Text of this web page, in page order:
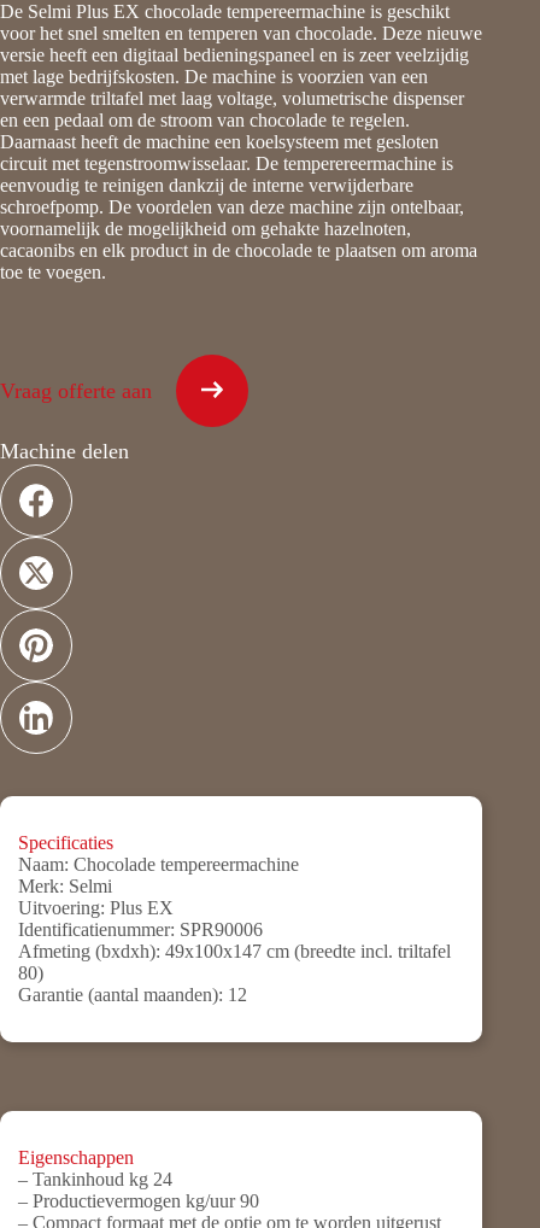
De Selmi Plus EX chocolade tempereermachine is geschikt
voor het snel smelten en temperen van chocolade. Deze nieuwe
versie heeft een digitaal bedieningspaneel en is zeer veelzijdig
met lage bedrijfskosten. De machine is voorzien van een
verwarmde triltafel met laag voltage, volumetrische dispenser
en een pedaal om de stroom van chocolade te regelen.
Daarnaast heeft de machine een koelsysteem met gesloten
circuit met tegenstroomwisselaar. De temperereermachine is
eenvoudig te reinigen dankzij de interne verwijderbare
schroefpomp. De voordelen van deze machine zijn ontelbaar,
voornamelijk de mogelijkheid om gehakte hazelnoten,
cacaonibs en elk product in de chocolade te plaatsen om aroma
toe te voegen.
Specificaties
Naam: Chocolade tempereermachine
Merk: Selmi
Uitvoering: Plus EX
Identificatienummer: SPR90006
Afmeting (bxdxh): 49x100x147 cm (breedte incl. triltafel
80)
Garantie (aantal maanden): 12
Eigenschappen
– Tankinhoud kg 24
– Productievermogen kg/uur 90
– Compact formaat met de optie om te worden uitgerust
Vraag offerte aan
Machine delen